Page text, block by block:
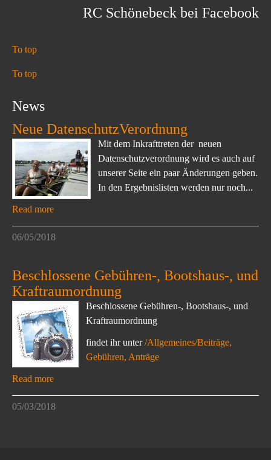
RC Schönebeck bei Facebook
To top
To top
News
Neue DatenschutzVerordnung
Mit dem Inkrafttreten der neuen
Datenschutzverordnung wird es auch auf
unserer Seite ein paar Änderungen geben.
In den Ergebnislisten werden nur noch...
Read more
06/05/2018
Beschlossene Gebühren-, Bootshaus-, und
Kraftraumordnung
Beschlossene Gebühren-, Bootshaus-, und
Kraftraumordnung
findet ihr unter/Allgemeines/Beiträge,
Gebühren, Anträge
Read more
05/03/2018